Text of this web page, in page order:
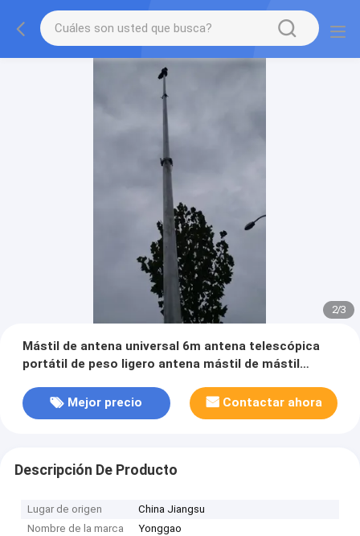
2/3
Mástil de antena universal 6m antena telescópica
portátil de peso ligero antena mástil de mástil
Mejor precio
Contactar ahora
Descripción De Producto
Lugar de origen
China Jiangsu
Nombre de la marca
Yonggao